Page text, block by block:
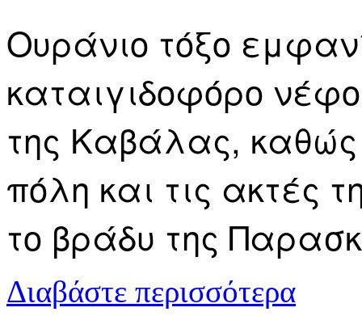
Ουράνιο τόξο
καταιγιδοφόρο
της Καβάλας, καθώς
πόλη και τις ακτές
το βράδυ της
Διαβάστε περισσότερα